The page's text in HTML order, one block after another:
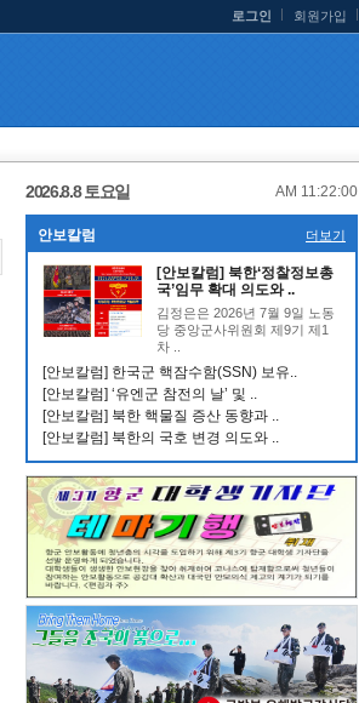
로그인 회원가입
2026.8.8 토요일 AM 11:22:00
안보칼럼 더보기
[안보칼럼] 북한‘정찰정보총
국’임무 확대 의도와 ..
김정은은 2026년 7월 9일 노동
당 중앙군사위원회 제9기 제1
차 ..
[안보칼럼] 한국군 핵잠수함(SSN) 보유..
[안보칼럼] ‘유엔군 참전의 날’ 및 ..
[안보칼럼] 북한 핵물질 증산 동향과 ..
[안보칼럼] 북한의 국호 변경 의도와 ..